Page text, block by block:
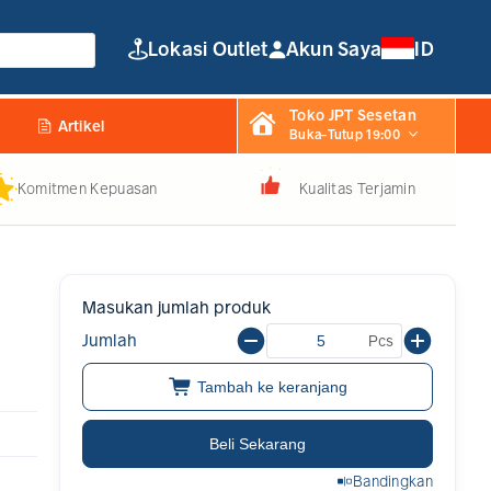
Lokasi Outlet Akun Saya ID
Artikel
Toko JPT Sesetan
Buka-Tutup 19:00
Komitmen Kepuasan Kualitas Terjamin
Masukan jumlah produk
Jumlah
Pcs
Tambah ke keranjang
Beli Sekarang
Bandingkan